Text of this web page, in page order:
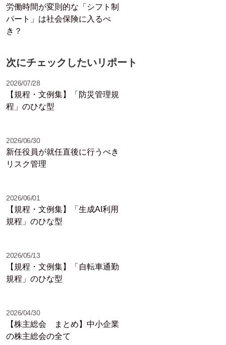
労働時間が変則的な「シフト制
パート」は社会保険に入るべ
き？
次にチェックしたいリポート
2026/07/28
【規程・文例集】「防災管理規
程」のひな型
2026/06/30
新任役員が就任直後に行うべき
リスク管理
2026/06/01
【規程・文例集】「生成AI利用
規程」のひな型
2026/05/13
【規程・文例集】「自転車通勤
規程」のひな型
2026/04/30
【株主総会 まとめ】中小企業
の株主総会の全て